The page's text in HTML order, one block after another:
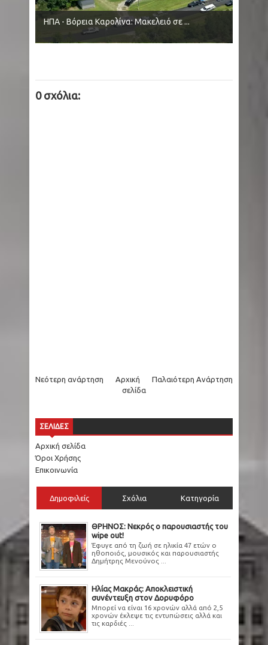
ΗΠΑ - Βόρεια Καρολίνα: Μακελειό σε ...
0 σχόλια:
Νεότερη ανάρτηση Παλαιότερη Ανάρτηση
Αρχική
σελίδα
ΣΕΛΙΔΕΣ
Αρχική σελίδα
Όροι Χρήσης
Επικοινωνία
Δημοφιλείς Σχόλια Κατηγορία
ΘΡΗΝΟΣ: Νεκρός ο παρουσιαστής του
wipe out!
Έφυγε από τη ζωή σε ηλικία 47 ετών ο
ηθοποιός, μουσικός και παρουσιαστής
Δημήτρης Μενούνος ...
Ηλίας Μακράς: Αποκλειστική
συνέντευξη στον Δορυφόρο
Μπορεί να είναι 16 χρονών αλλά από 2,5
χρονών έκλεψε τις εντυπώσεις αλλά και
τις καρδιές ...